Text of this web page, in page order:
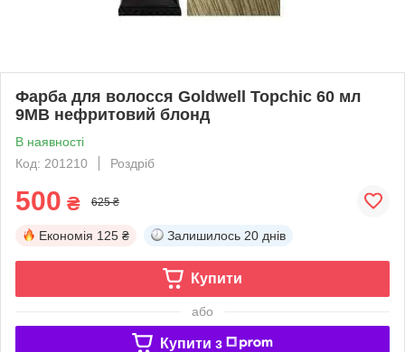
Фарба для волосся Goldwell Topchic 60 мл
9MB нефритовий блонд
В наявності
Код: 201210
Роздріб
500 ₴ 625 ₴
Економія 125 ₴ Залишилось 20 днів
Купити
або
Купити з